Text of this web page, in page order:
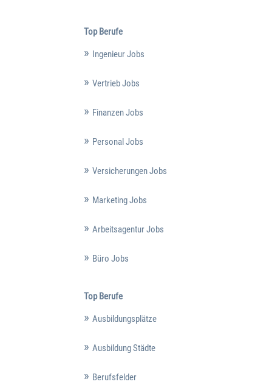
Top Berufe
Ingenieur Jobs
Vertrieb Jobs
Finanzen Jobs
Personal Jobs
Versicherungen Jobs
Marketing Jobs
Arbeitsagentur Jobs
Büro Jobs
Top Berufe
Ausbildungsplätze
Ausbildung Städte
Berufsfelder